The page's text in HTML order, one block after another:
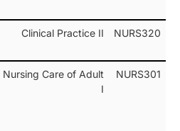
NURS320
Clinical Practice II
NURS301
Nursing Care of Adult
I